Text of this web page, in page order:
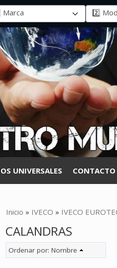
UNIVERSALES CONTACTO
Inicio » IVECO » IVECO
CALANDRAS
Ordenar por: Nombre